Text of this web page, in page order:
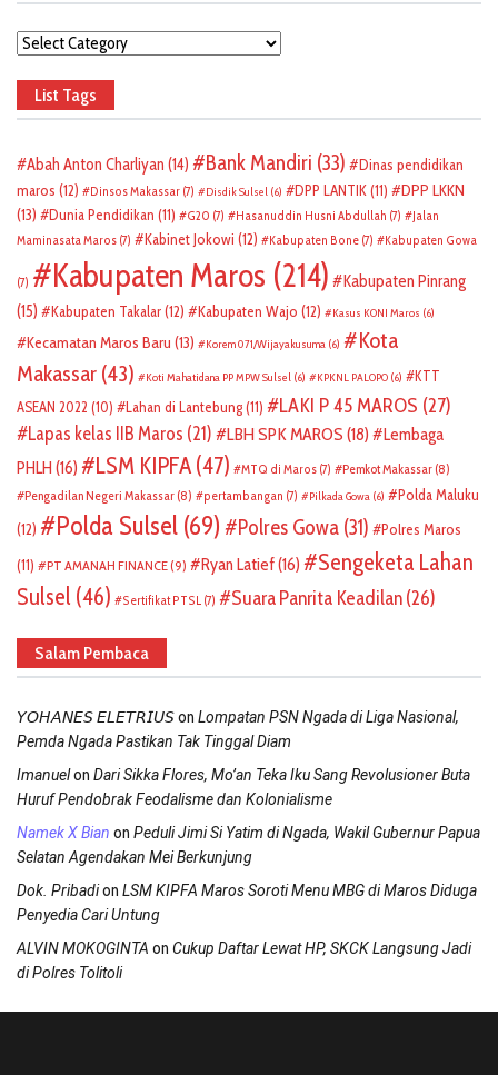
Categories
List Tags
Abah Anton Charliyan (14) Bank Mandiri (33)
Dinas pendidikan
maros (12) Dinsos Makassar (7) Disdik Sulsel (6) DPP LANTIK(11)
DPP LKKN
(13)
Dunia Pendidikan (11) G20 (7) Hasanuddin Husni Abdullah (7)
Jalan
Maminasata Maros (7) Kabinet Jokowi (12) Kabupaten Bone (7) Kabupaten Gowa
(7) Kabupaten Maros (214)
Kabupaten Pinrang
(15)
Kabupaten Takalar(12) Kabupaten Wajo (12) Kasus KONI Maros (6)
Kecamatan Maros Baru (13) Korem 071/Wijayakusuma (6)
Kota
Makassar (43) Koti Mahatidana PP MPW Sulsel (6) KPKNL PALOPO (6)
KTT
ASEAN 2022 (10) Lahan di Lantebung(11) LAKI P 45 MAROS (27)
Lapas kelas IIB Maros (21) LBH SPK MAROS (18)
Lembaga
PHLH (16) LSM KIPFA (47) MTQ di Maros (7) Pemkot Makassar (8)
Pengadilan Negeri Makassar (8) pertambangan (7) Pilkada Gowa (6)
Polda Maluku
(12)
Polda Sulsel (69) Polres Gowa (31)
Polres Maros
(11)
PT AMANAH FINANCE(9) Ryan Latief(16)
Sengeketa Lahan
Sulsel (46) Sertifikat PTSL (7) Suara Panrita Keadilan(26)
Salam Pembaca
𝘠𝘖𝘏𝘈𝘕𝘌𝘚 𝘌𝘓𝘌𝘛𝘙𝘐𝘜𝘚on Lompatan PSN Ngada di Liga Nasional,
Pemda Ngada Pastikan Tak Tinggal Diam
Imanuelon Dari Sikka Flores, Mo’an Teka Iku Sang Revolusioner Buta
Huruf Pendobrak Feodalisme dan Kolonialisme
Namek X Bian on Peduli Jimi Si Yatim di Ngada, Wakil Gubernur Papua
Selatan Agendakan Mei Berkunjung
Dok. Pribadion LSM KIPFA Maros Soroti Menu MBG di Maros Diduga
Penyedia Cari Untung
ALVIN MOKOGINTA on Cukup Daftar Lewat HP, SKCK Langsung Jadi
di Polres Tolitoli